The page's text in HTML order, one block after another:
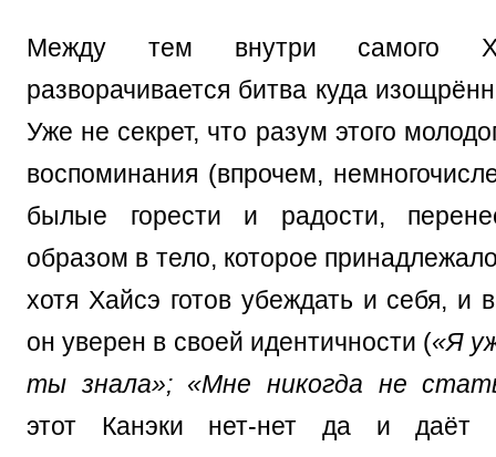
Между тем внутри самого
разворачивается битва куда
Уже не секрет, что разум этого
воспоминания (впрочем,
былые горести и радости,
образом в тело, которое
хотя Хайсэ готов убеждать и себя, и
он уверен в своей идентичности («Я
ты знала»; «Мне никогда не
этот Канэки нет-нет да и даёт